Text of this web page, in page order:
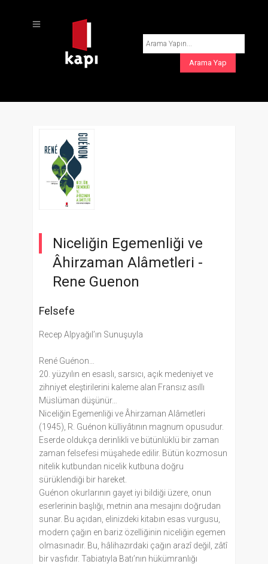
Niceliğin Egemenliği ve
Âhirzaman Alâmetleri -
Rene Guenon
Felsefe
Recep Alpyağıl’ın Sunuşuyla
René Guénon…
20. yüzyılın en esaslı, sarsıcı, açık medeniyet ve
zihniyet eleştirilerini kaleme alan Fransız asıllı
Müslüman düşünür…
Niceliğin Egemenliği ve Âhirzaman Alâmetleri
(1945), R. Guénon külliyâtının magnum opusudur.
Eserde oldukça derinlikli ve bütünlüklü bir zaman
zaman felsefesi müşahede edilir. Bütün kozmosun
nitelik kutbundan nicelik kutbuna doğru
sürüklendiği bir hareket.
Guénon okurlarının gayet iyi bildiği üzere, onun
eserlerinin başlığı, metnin ana mesajını doğrudan
sunar. Bu açıdan, elinizdeki kitabın esas vurgusu,
modern çağın en bariz özelliğinin niceliğin egemen
olmasınadır. Bu, hâlihazırdaki çağın arazî değil, zâtî
bir vasfıdır. Tabiatıyla Batı’nın hükümranlığı